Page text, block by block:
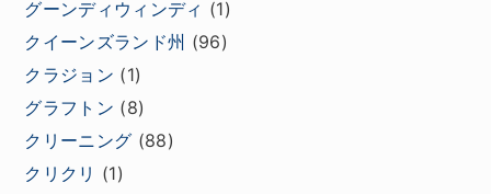
グーンディウィンディ (1)
クイーンズランド州 (96)
クラジョン (1)
グラフトン (8)
クリーニング (88)
クリクリ (1)